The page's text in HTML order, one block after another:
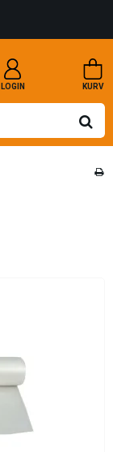
LOGIN KURV